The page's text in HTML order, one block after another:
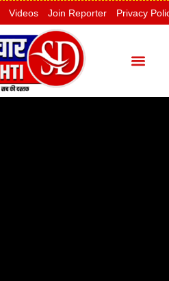
Videos Join Reporter Privacy